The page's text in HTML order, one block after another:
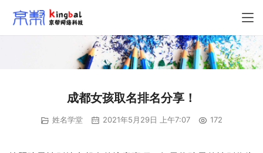
成都女孩取名排名分享！
姓名学堂 2021年5月29日 上午7:07 172